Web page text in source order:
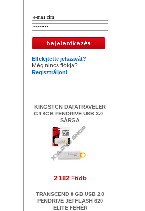
Elfelejtette jelszavát?
Még nincs fiókja?
Regisztráljon!
KINGSTON DATATRAVELER
G4 8GB PENDRIVE USB 3.0 -
SÁRGA
2 182 Ft/db
TRANSCEND 8 GB USB 2.0
PENDRIVE JETFLASH 620
ELITE FEHÉR